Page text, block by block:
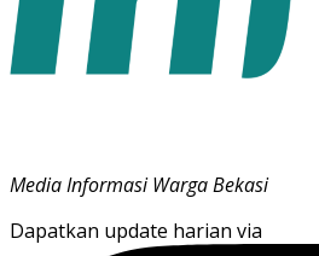
Media Informasi Warga Bekasi
Dapatkan update harian via